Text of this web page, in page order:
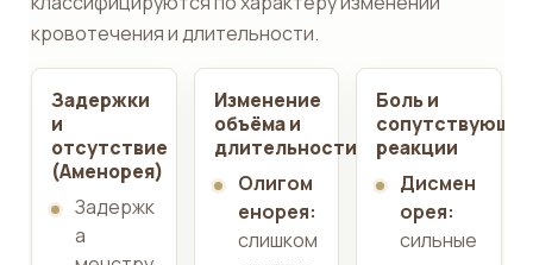
кровотечения и длительности.
Задержки
и
отсутствие
(Аменорея)
Задержк
а
Изменение
объёма и
длительности
Олигом
енорея:
слишком
Боль и
реакции
Дисмен
орея:
сильные